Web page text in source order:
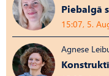
Piebalgā
15:07, 5.
Agnese